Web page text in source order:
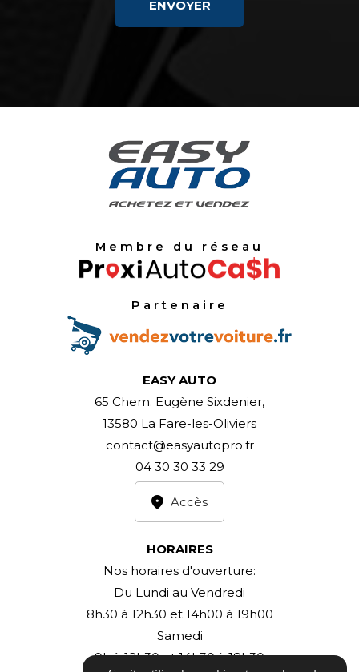
Membre du réseau
Partenaire
EASY AUTO
65 Chem. Eugène Sixdenier,
13580 La Fare-les-Oliviers
contact@easyautopro.fr
04 30 30 33 29
Accès
HORAIRES
Nos horaires d'ouverture:
Du Lundi au Vendredi
8h30 à 12h30 et 14h00 à 19h00
Samedi
9h à 12h30 et 14h30 à 18h30